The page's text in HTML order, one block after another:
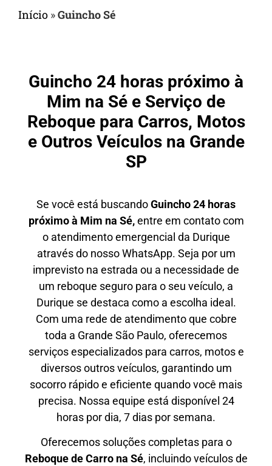
Início »Guincho Sé
Guincho 24 horas próximo à
Mim na Sé e Serviço de
Reboque para Carros, Motos
e Outros Veículos na Grande
SP
Se você está buscandoGuincho 24 horas
próximo à Mim na Sé,entre em contato com
o atendimento emergencial da Durique
através do nosso WhatsApp. Seja por um
imprevisto na estrada ou a necessidade de
um reboque seguro para o seu veículo, a
Durique se destaca como a escolha ideal.
Com uma rede de atendimento que cobre
toda a Grande São Paulo, oferecemos
serviços especializados para carros, motos e
diversos outros veículos, garantindo um
socorro rápido e eficiente quando você mais
precisa. Nossa equipe está disponível 24
horas por dia, 7 dias por semana.
Oferecemos soluções completas para o
Reboque de Carro na Sé, incluindo veículos de